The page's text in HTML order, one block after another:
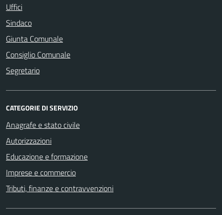
Uffici
Sindaco
Giunta Comunale
Consiglio Comunale
Segretario
CATEGORIE DI SERVIZIO
Anagrafe e stato civile
Autorizzazioni
Educazione e formazione
Imprese e commercio
Tributi, finanze e contravvenzioni